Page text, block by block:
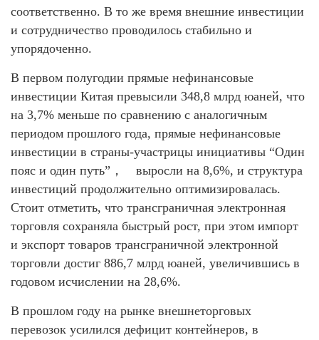
соответственно. В то же время внешние инвестиции
и сотрудничество проводилось стабильно и
упорядоченно.
В первом полугодии прямые нефинансовые
инвестиции Китая превысили 348,8 млрд юаней, что
на 3,7% меньше по сравнению с аналогичным
периодом прошлого года, прямые нефинансовые
инвестиции в страны-участрицы инициативы “Один
пояс и один путь”， выросли на 8,6%, и структура
инвестиций продолжительно оптимизировалась.
Стоит отметить, что трансграничная электронная
торговля сохраняла быстрый рост, при этом импорт
и экспорт товаров трансграничной электронной
торговли достиг 886,7 млрд юаней, увеличившись в
годовом исчислении на 28,6%.
В прошлом году на рынке внешнеторговых
перевозок усилился дефицит контейнеров, в